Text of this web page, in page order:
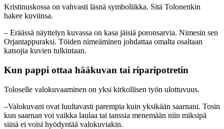
Kristinuskossa on vahvasti läsnä symboliikka. Sitä Tolonenkin
hakee kuviinsa.
– Eräässä näyttelyn kuvassa on kasa jäisiä poronsarvia. Nimesin sen
Orjantappuraksi. Töiden nimeäminen johdattaa omalta osaltaan
katsojia kuvien tulkintaan.
Kun pappi ottaa hääkuvan tai riparipotretin
Toloselle valokuvaaminen on yksi kirkollisen työn ulottuvuus.
–Valokuvani ovat luultavasti parempia kuin yksikään saarnani. Tosin
kun saarnan voi vaikka laulaa tai tanssia menemään niin miksipä
siinä ei voisi hyödyntää valokuviakin.